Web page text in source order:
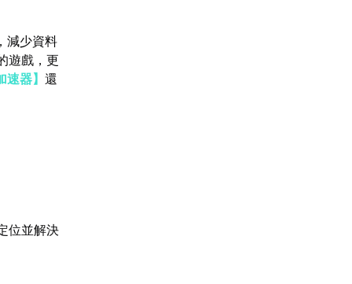
減少資料
遊戲，更
速器】還
位並解決